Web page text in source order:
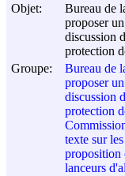
Objet:
Bureau de
proposer
discussion
protection
Groupe:
Bureau de
proposer
discussion
protection
texte sur
proposition
lanceurs